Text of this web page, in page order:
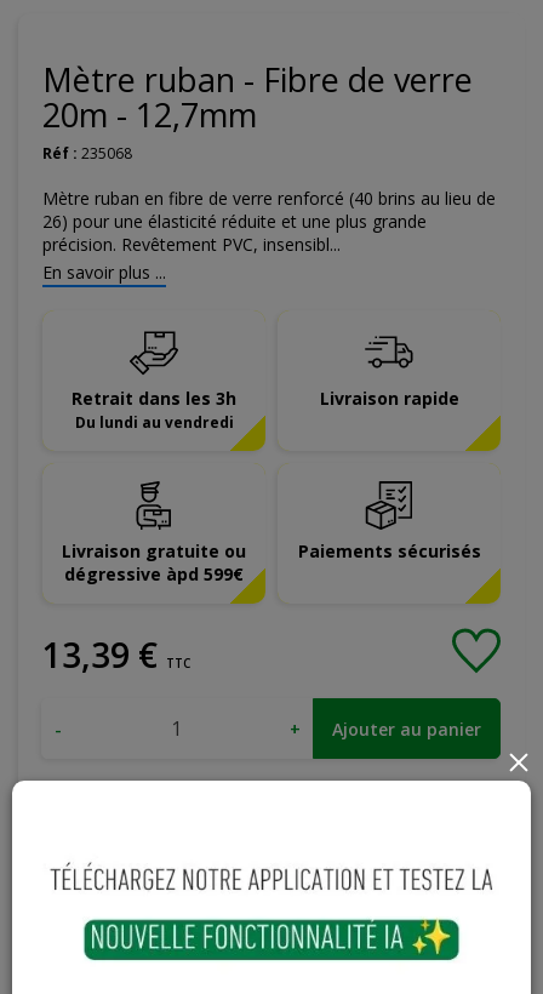
Mètre ruban - Fibre de verre
20m - 12,7mm
Réf : 235068
Mètre ruban en fibre de verre renforcé (40 brins au lieu de
26) pour une élasticité réduite et une plus grande
précision. Revêtement PVC, insensibl...
En savoir plus ...
Retrait dans les 3h
Du lundi au vendredi
Livraison rapide
Livraison gratuite ou
dégressive àpd 599€
Paiements sécurisés
13,39 € TTC
- + Ajouter au panier
Gosselies 3 articles
×